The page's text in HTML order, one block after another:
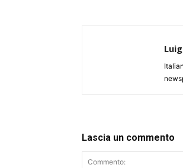
Lascia un commento